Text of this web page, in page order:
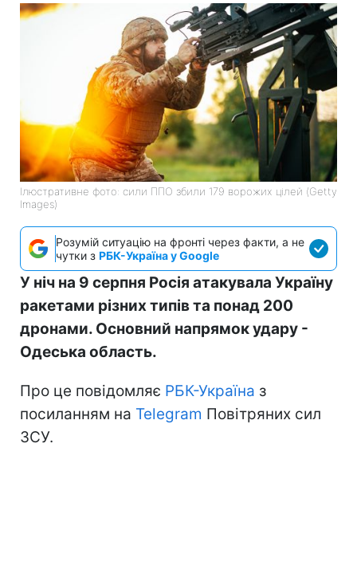
Ілюстративне фото: сили ППО збили 179 ворожих цілей (Getty
Images)
Розумій ситуацію на фронті через факти, а не
чутки з РБК-Україна у Google
У ніч на 9 серпня Росія атакувала Україну
ракетами різних типів та понад 200
дронами. Основний напрямок удару -
Одеська область.
Про це повідомляє РБК-Україна з
посиланням на Telegram Повітряних сил
ЗСУ.